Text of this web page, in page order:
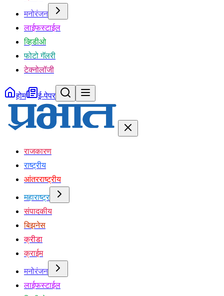
मनोरंजन
लाईफस्टाईल
व्हिडीओ
फोटो गॅलरी
टेक्नोलॉजी
होम ई-पेपर
राजकारण
राष्ट्रीय
आंतरराष्ट्रीय
महाराष्ट्र
संपादकीय
बिझनेस
क्रीडा
क्राईम
मनोरंजन
लाईफस्टाईल